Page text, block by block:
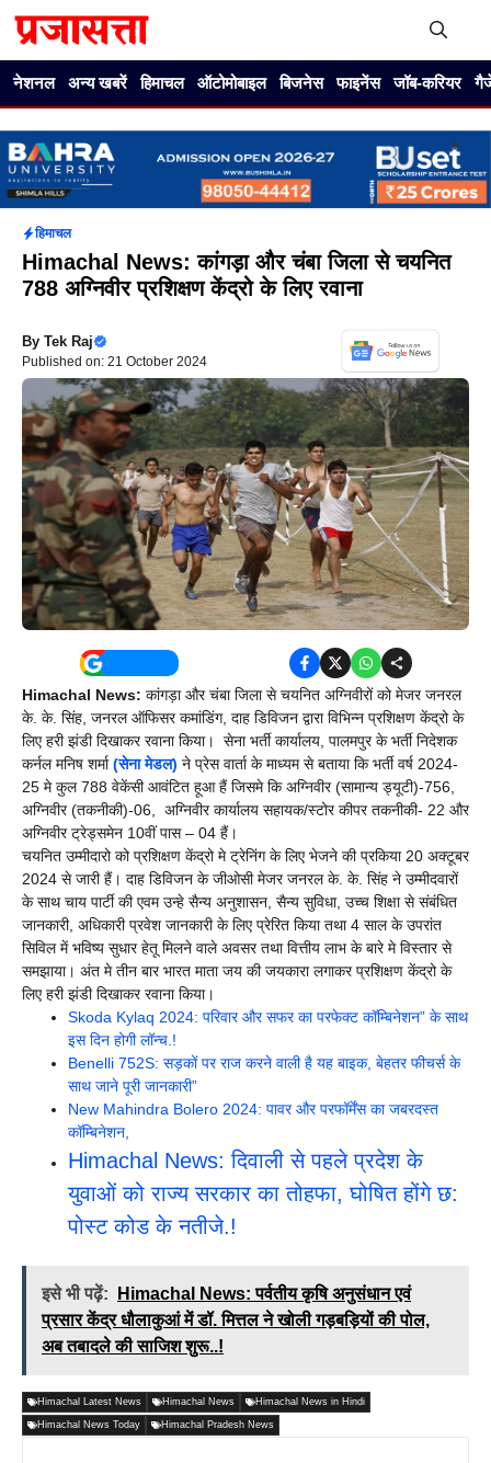
नेशनल अन्य खबरें हिमाचल ऑटोमोबाइल बिजनेस फाइनेंस जॉब-करियर
हिमाचल
Himachal News: कांगड़ा और चंबा जिला से चयनित
788 अग्निवीर प्रशिक्षण केंद्रो के लिए रवाना
By Tek Raj
Published on: 21 October 2024
Himachal News: कांगड़ा और चंबा जिला से चयनित अग्निवीरों को मेजर जनरल
के. के. सिंह, जनरल ऑफिसर कमांडिंग, दाह डिविजन द्वारा विभिन्न प्रशिक्षण केंद्रो के
लिए हरी झंडी दिखाकर रवाना किया। सेना भर्ती कार्यालय, पालमपुर के भर्ती निदेशक
कर्नल मनिष शर्मा(सेना मेडल) ने प्रेस वार्ता के माध्यम से बताया कि भर्ती वर्ष 2024-
25 मे कुल 788 वेकेंसी आवंटित हूआ हैं जिसमे कि अग्निवीर (सामान्य ड्यूटी)-756,
अग्निवीर (तकनीकी)-06, अग्निवीर कार्यालय सहायक/स्टोर कीपर तकनीकी- 22 और
अग्निवीर ट्रेड्समेन 10वीं पास – 04 हैं।
चयनित उम्मीदारो को प्रशिक्षण केंद्रो मे ट्रेनिंग के लिए भेजने की प्रकिया 20 अक्टूबर
2024 से जारी हैं। दाह डिविजन के जीओसी मेजर जनरल के. के. सिंह ने उम्मीदवारों
के साथ चाय पार्टी की एवम उन्हे सैन्य अनुशासन, सैन्य सुविधा, उच्च शिक्षा से संबंधित
जानकारी, अधिकारी प्रवेश जानकारी के लिए प्रेरित किया तथा 4 साल के उपरांत
सिविल में भविष्य सुधार हेतू मिलने वाले अवसर तथा वित्तीय लाभ के बारे मे विस्तार से
समझाया। अंत मे तीन बार भारत माता जय की जयकारा लगाकर प्रशिक्षण केंद्रो के
लिए हरी झंडी दिखाकर रवाना किया।
Skoda Kylaq 2024: परिवार और सफर का परफेक्ट कॉम्बिनेशन” के साथ
इस दिन होगी लॉन्च.!
Benelli 752S: सड़कों पर राज करने वाली है यह बाइक, बेहतर फीचर्स के
साथ जाने पूरी जानकारी”
New Mahindra Bolero 2024: पावर और परफॉर्मेंस का जबरदस्त
कॉम्बिनेशन,
Himachal News: दिवाली से पहले प्रदेश के
युवाओं को राज्य सरकार का तोहफा, घोषित होंगे छ:
पोस्ट कोड के नतीजे.!
इसे भी पढ़ें:
Himachal News: पर्वतीय कृषि अनुसंधान एवं
प्रसार केंद्र धौलाकुआं में डॉ. मित्तल ने खोली गड़बड़ियों की पोल,
अब तबादले की साजिश शुरू..!
Himachal Latest News Himachal News Himachal News in Hindi
Himachal News Today Himachal Pradesh News